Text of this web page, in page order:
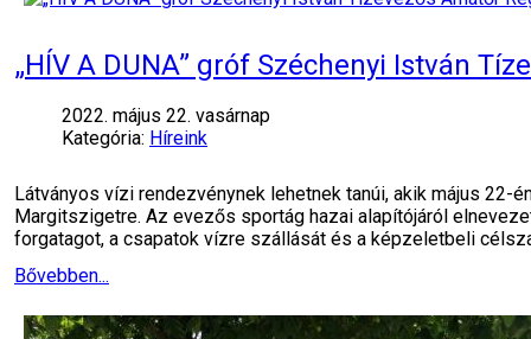
„HÍV A DUNA” gróf Széchenyi István
2022. május 22. vasárnap
Kategória: Híreink
Látványos vízi rendezvénynek lehetnek tanúi, akik május 22-
Margitszigetre. Az evezős sportág hazai alapítójáról
forgatagot, a csapatok vízre szállását és a képzeletbeli
Bővebben...